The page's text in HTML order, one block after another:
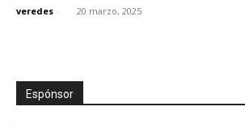
veredes - 20 marzo, 2025
Espónsor